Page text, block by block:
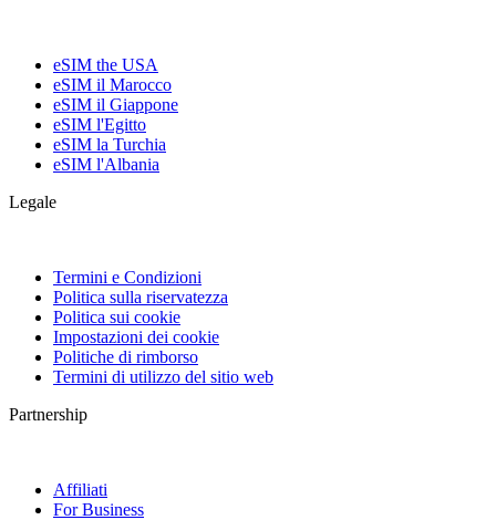
eSIM the USA
eSIM il Marocco
eSIM il Giappone
eSIM l'Egitto
eSIM la Turchia
eSIM l'Albania
Legale
Termini e Condizioni
Politica sulla riservatezza
Politica sui cookie
Impostazioni dei cookie
Politiche di rimborso
Termini di utilizzo del sitio web
Partnership
Affiliati
For Business